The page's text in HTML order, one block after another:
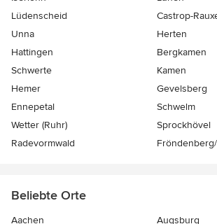
Lüdenscheid
Castrop-
Unna
Herten
Hattingen
Bergkamen
Schwerte
Kamen
Hemer
Gevelsberg
Ennepetal
Schwelm
Wetter (Ruhr)
Sprockhövel
Radevormwald
Beliebte Orte
Aachen Augsburg